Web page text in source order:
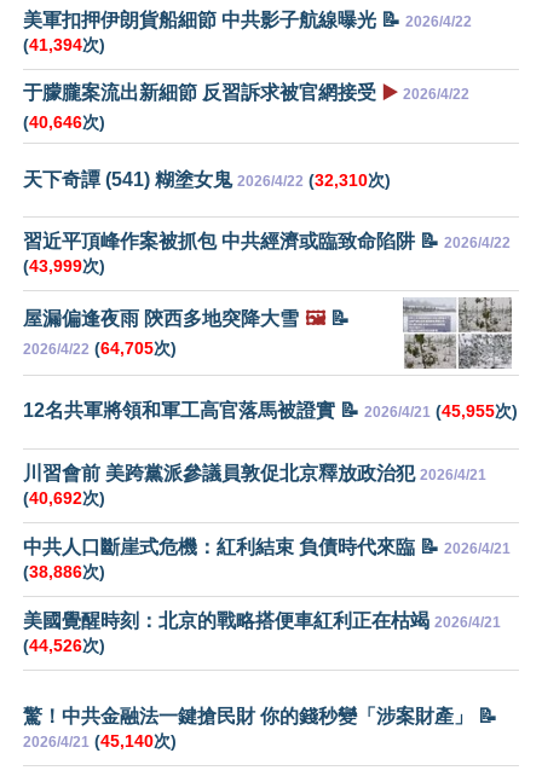
美軍扣押伊朗貨船細節 中共影子航線曝光 📝 2026/4/22
(41,394次)
于朦朧案流出新細節 反習訴求被官網接受 ▶️ 2026/4/22
(40,646次)
天下奇譚 (541) 糊塗女鬼 2026/4/22 (32,310次)
習近平頂峰作案被抓包 中共經濟或臨致命陷阱 📝 2026/4/22
(43,999次)
屋漏偏逢夜雨 陝西多地突降大雪 🖼️📝
2026/4/22 (64,705次)
12名共軍將領和軍工高官落馬被證實 📝 2026/4/21 (45,955次)
川習會前 美跨黨派參議員敦促北京釋放政治犯 2026/4/21
(40,692次)
中共人口斷崖式危機：紅利結束 負債時代來臨 📝 2026/4/21
(38,886次)
美國覺醒時刻：北京的戰略搭便車紅利正在枯竭 2026/4/21
(44,526次)
驚！中共金融法一鍵搶民財 你的錢秒變「涉案財產」 📝
2026/4/21 (45,140次)